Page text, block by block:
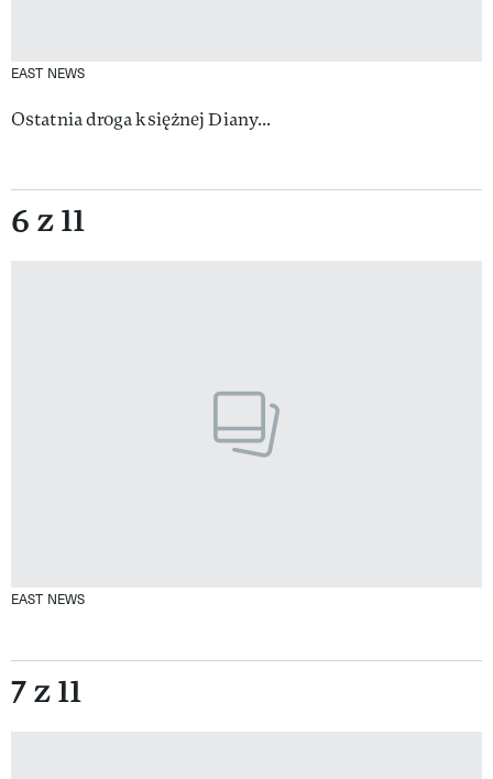
EAST NEWS
Ostatnia droga księżnej Diany...
6 z 11
EAST NEWS
7 z 11